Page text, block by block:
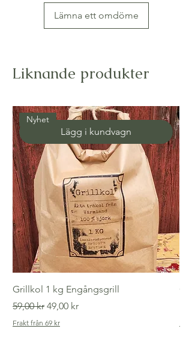
Lämna ett omdöme
Liknande produkter
Lägg i kundvagn
Nyhet
Grillkol 1 kg Engångsgrill
Ordinarie pris
59,00 kr Reapris
49,00 kr
Frakt från 69 kr